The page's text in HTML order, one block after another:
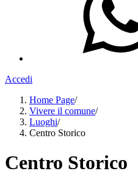
Accedi
Home Page/
Vivere il comune/
Luoghi/
Centro Storico
Centro Storico